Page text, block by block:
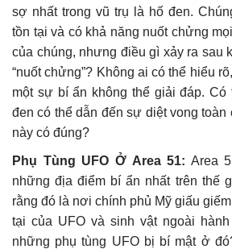
sợ nhất trong vũ trụ là hố đen.
tồn tại và có khả năng nuốt chửng
của chúng, nhưng điều gì xảy ra sau
“nuốt chửng”? Không ai có thể hiểu
một sự bí ẩn không thể giải đáp. Có
đen có thể dẫn đến sự diệt vong
này có đúng?
Phụ Tùng UFO Ở Area 51: Area
những địa điểm bí ẩn nhất trên thế
rằng đó là nơi chính phủ Mỹ giấu
tại của UFO và sinh vật ngoài
những phụ tùng UFO bị bí mật ở